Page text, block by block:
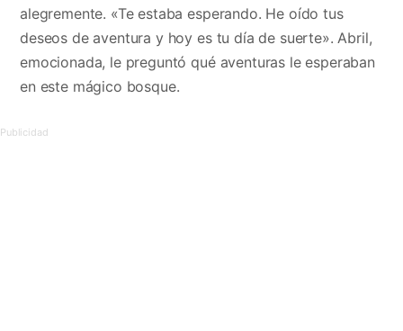
alegremente. «Te estaba esperando. He oído tus
deseos de aventura y hoy es tu día de suerte». Abril,
emocionada, le preguntó qué aventuras le esperaban
en este mágico bosque.